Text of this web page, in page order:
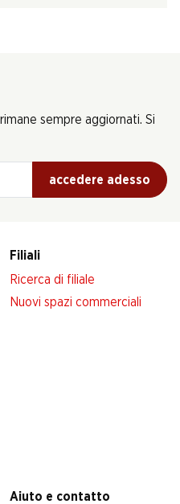
sempre aggiornati. Si
accedere adesso
Filiali
Ricerca di filiale
Nuovi spazi commerciali
Aiuto e contatto